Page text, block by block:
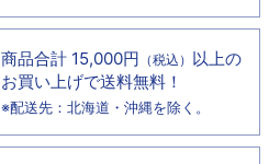
商品合計 15,000円 （税込） 以上の
お買い上げで送料無料！
※配送先：北海道・沖縄を除く。